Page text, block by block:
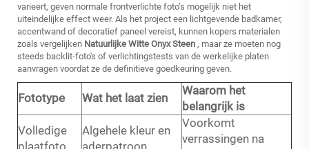
varieert, geven normale frontverlichte foto’s mogelijk niet het
uiteindelijke effect weer. Als het project een lichtgevende badkamer,
accentwand of decoratief paneel vereist, kunnen kopers materialen
zoals vergelijken Natuurlijke Witte Onyx Steen , maar ze moeten nog
steeds backlit-foto's of verlichtingstests van de werkelijke platen
aanvragen voordat ze de definitieve goedkeuring geven.
Fototype Wat het laat zien
Waarom het
belangrijk is
Volledige
plaatfoto
Algehele kleur en
aderpatroon
Voorkomt
verrassingen na